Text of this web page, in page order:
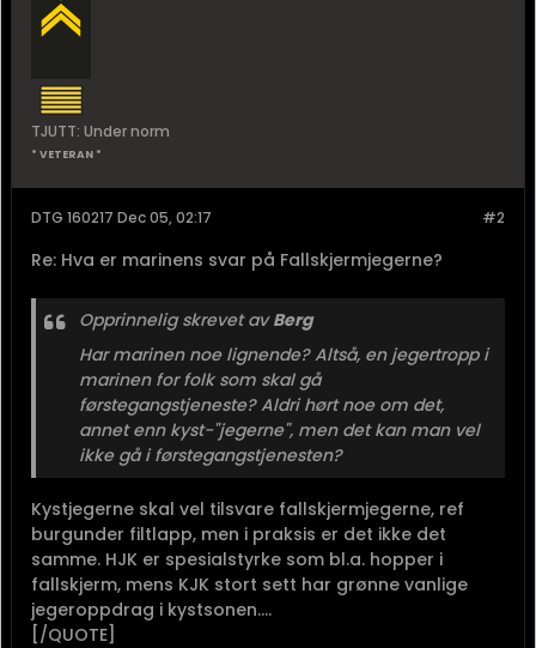
TJUTT: Under norm
* VETERAN *
#2
DTG 160217 Dec 05, 02:17
Re: Hva er marinens svar på Fallskjermjegerne?
Opprinnelig skrevet avBerg
Har marinen noe lignende? Altså, en jegertropp i
marinen for folk som skal gå
førstegangstjeneste? Aldri hørt noe om det,
annet enn kyst-"jegerne", men det kan man vel
ikke gå i førstegangstjenesten?
Kystjegerne skal vel tilsvare fallskjermjegerne, ref
burgunder filtlapp, men i praksis er det ikke det
samme. HJK er spesialstyrke som bl.a. hopper i
fallskjerm, mens KJK stort sett har grønne vanlige
jegeroppdrag i kystsonen....
[/QUOTE]